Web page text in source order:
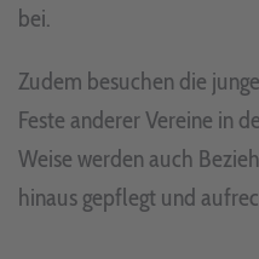
bei.
Zudem besuchen die
Feste anderer Vereine in
Weise werden auch
hinaus gepflegt und